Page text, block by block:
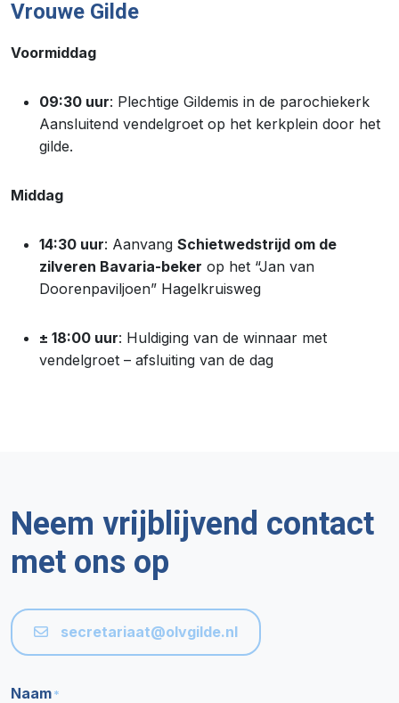
Vrouwe Gilde
Voormiddag
09:30 uur: Plechtige Gildemis in de parochiekerk
Aansluitend vendelgroet op het kerkplein door het
gilde.
Middag
14:30 uur: Aanvang Schietwedstrijd om de
zilveren Bavaria-beker op het “Jan van
Doorenpaviljoen” Hagelkruisweg
± 18:00 uur: Huldiging van de winnaar met
vendelgroet – afsluiting van de dag
Neem vrijblijvend contact
met ons op
secretariaat@olvgilde.nl
Naam*